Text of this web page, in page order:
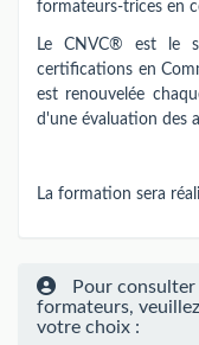
formateurs-trices en
Le CNVC® est le
certifications en
est renouvelée
d'une évaluation des
La formation sera
Pour consulter
formateurs,
votre choix :